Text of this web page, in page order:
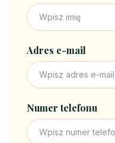
Adres e-mail
Numer telefonu